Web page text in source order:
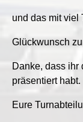
und das mit viel
Glückwunsch
Danke, dass ihr
präsentiert habt.
Eure